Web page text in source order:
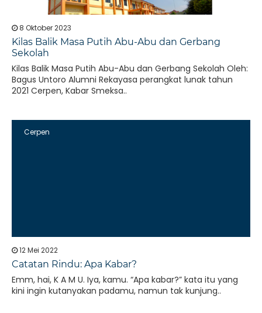
8 Oktober 2023
Kilas Balik Masa Putih Abu-Abu dan Gerbang
Sekolah
Kilas Balik Masa Putih Abu-Abu dan Gerbang Sekolah Oleh:
Bagus Untoro Alumni Rekayasa perangkat lunak tahun
2021 Cerpen, Kabar Smeksa..
Cerpen
12 Mei 2022
Catatan Rindu: Apa Kabar?
Emm, hai, K A M U. Iya, kamu. “Apa kabar?” kata itu yang
kini ingin kutanyakan padamu, namun tak kunjung..